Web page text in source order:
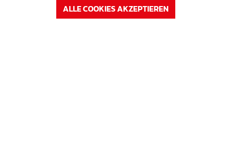
Verfügbar auf Anfrage
ALLE COOKIES AKZEPTIEREN